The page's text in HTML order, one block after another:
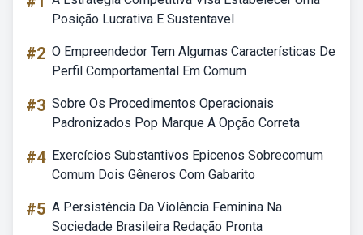
Posição Lucrativa E Sustentavel
#2 O Empreendedor Tem Algumas Características De
Perfil Comportamental Em Comum
#3 Sobre Os Procedimentos Operacionais
Padronizados Pop Marque A Opção Correta
#4 Exercícios Substantivos Epicenos Sobrecomum
Comum Dois Gêneros Com Gabarito
#5 A Persistência Da Violência Feminina Na
Sociedade Brasileira Redação Pronta